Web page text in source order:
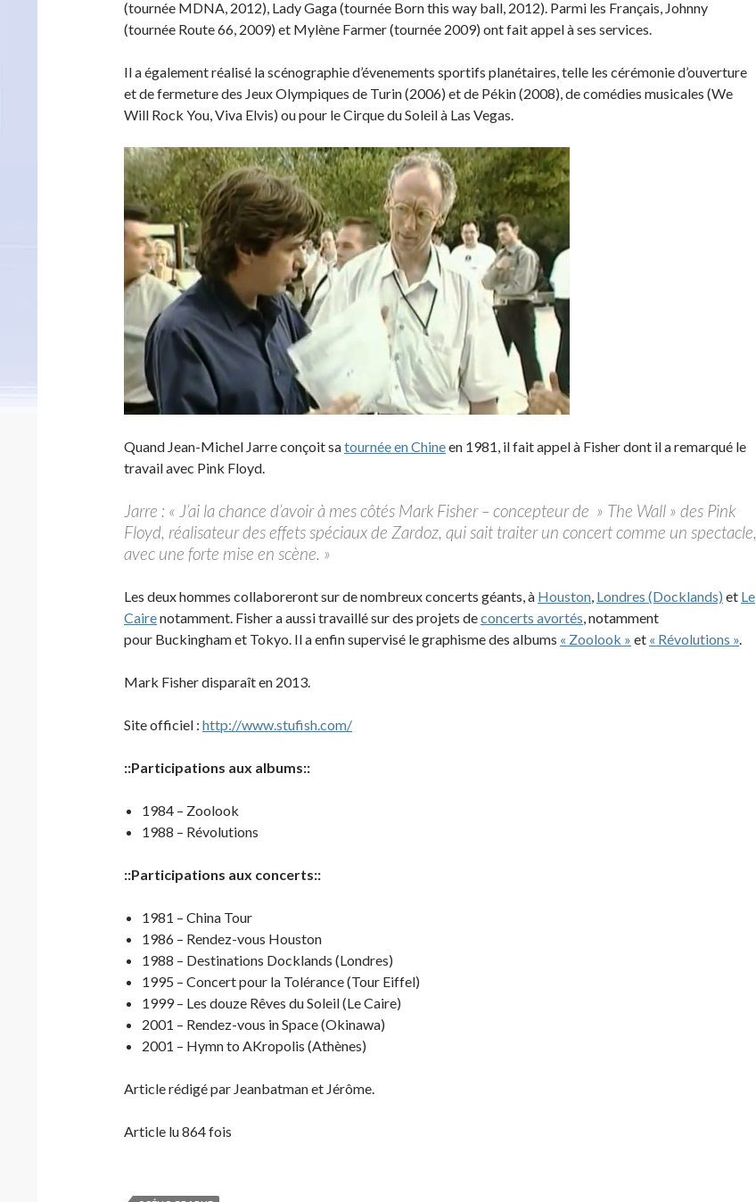
(tournée MDNA, 2012), Lady Gaga (tournée Born this way ball, 2012). Parmi les Français, Johnny
(tournée Route 66, 2009) et Mylène Farmer (tournée 2009) ont fait appel à ses services.
Il a également réalisé la scénographie d’évenements sportifs planétaires, telle les cérémonie d’ouverture
et de fermeture des Jeux Olympiques de Turin (2006) et de Pékin (2008), de comédies musicales (We
Will Rock You, Viva Elvis) ou pour le Cirque du Soleil à Las Vegas.
Quand Jean-Michel Jarre conçoit satournée en Chineen 1981, il fait appel à Fisher dont il a remarqué le
travail avec Pink Floyd.
Jarre : « J’ai la chance d’avoir à mes côtés Mark Fisher – concepteur de » The Wall » des Pink
Floyd, réalisateur des effets spéciaux de Zardoz, qui sait traiter un concert comme un spectacle,
avec une forte mise en scène. »
Les deux hommes collaboreront sur de nombreux concerts géants, à Houston, Londres (Docklands) et Le
Cairenotamment. Fisher a aussi travaillé sur des projets deconcerts avortés, notamment
pour Buckingham et Tokyo. Il a enfin supervisé le graphisme des albums « Zoolook » et « Révolutions ».
Mark Fisher disparaît en 2013.
Site officiel : http://www.stufish.com/
::Participations aux albums::
1984 – Zoolook
1988 – Révolutions
::Participations aux concerts::
1981 – China Tour
1986 – Rendez-vous Houston
1988 – Destinations Docklands (Londres)
1995 – Concert pour la Tolérance (Tour Eiffel)
1999 – Les douze Rêves du Soleil (Le Caire)
2001 – Rendez-vous in Space (Okinawa)
2001 – Hymn to AKropolis (Athènes)
Article rédigé par Jeanbatman et Jérôme.
Article lu 864 fois